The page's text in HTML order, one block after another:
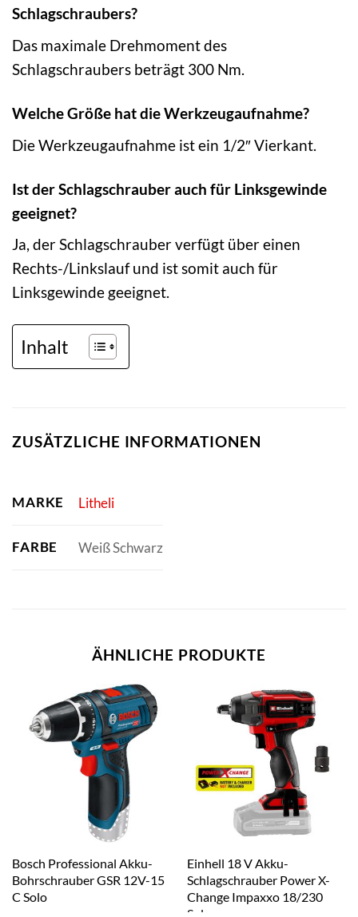
Schlagschraubers?
Das maximale Drehmoment des
Schlagschraubers beträgt 300 Nm.
Welche Größe hat die Werkzeugaufnahme?
Die Werkzeugaufnahme ist ein 1/2″ Vierkant.
Ist der Schlagschrauber auch für Linksgewinde
geeignet?
Ja, der Schlagschrauber verfügt über einen
Rechts-/Linkslauf und ist somit auch für
Linksgewinde geeignet.
Inhalt
ZUSÄTZLICHE INFORMATIONEN
MARKE Litheli
FARBE Weiß Schwarz
ÄHNLICHE PRODUKTE
Bosch Professional Akku-
Bohrschrauber GSR 12V-15
C Solo
Einhell 18 V Akku-
Schlagschrauber Power X-
Change Impaxxo 18/230
Solo